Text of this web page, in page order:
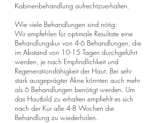
Kabinenbehandlung aufrechtzuerhalten.
Wie viele Behandlungen sind nötig:
Wir empfehlen für optimale Resultate eine
Behandlungskur von 4-6 Behandlungen, die
im Abstand von 10-15 Tagen durchgeführt
werden, je nach Empfindlichkeit und
Regenerationsfähigkeit der Haut. Bei sehr
stark ausgeprägter Akne könnten auch mehr
als 6 Behandlungen benötigt werden. Um
das Hautbild zu erhalten empfiehlt es sich
nach der Kur alle 4-8 Wochen die
Behandlung zu wiederholen.